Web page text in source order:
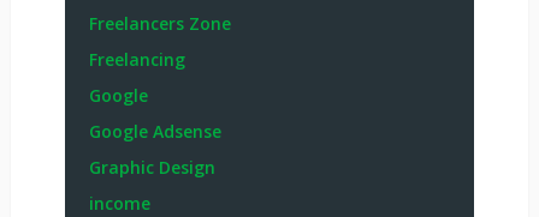
Freelancers Zone
Freelancing
Google
Google Adsense
Graphic Design
income